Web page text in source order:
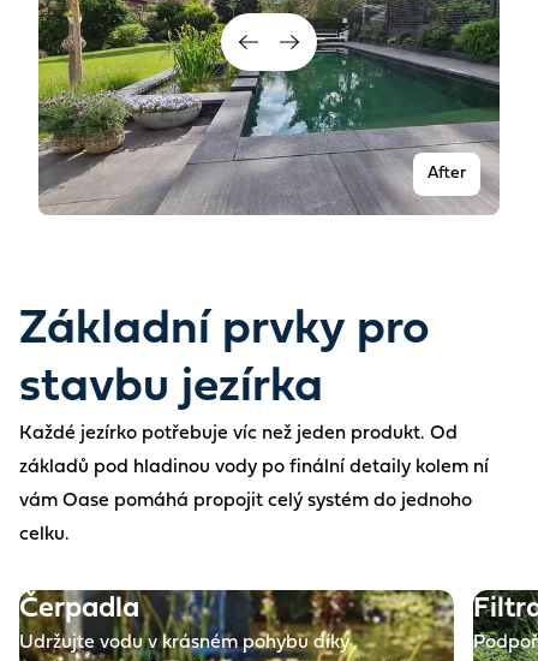
After
Základní prvky pro
stavbu jezírka
Každé jezírko potřebuje víc než jeden produkt. Od
základů pod hladinou vody po finální detaily kolem ní
vám Oase pomáhá propojit celý systém do jednoho
celku.
Čerpadla
Udržujte vodu v krásném pohybu díky